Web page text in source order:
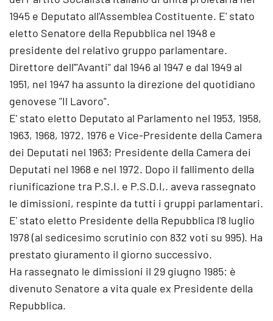
1945 e Deputato all'Assemblea Costituente. E' stato
eletto Senatore della Repubblica nel 1948 e
presidente del relativo gruppo parlamentare.
Direttore dell'"Avanti" dal 1946 al 1947 e dal 1949 al
1951, nel 1947 ha assunto la direzione del quotidiano
genovese "Il Lavoro".
E' stato eletto Deputato al Parlamento nel 1953, 1958,
1963, 1968, 1972, 1976 e Vice-Presidente della Camera
dei Deputati nel 1963; Presidente della Camera dei
Deputati nel 1968 e nel 1972. Dopo il fallimento della
riunificazione tra P.S.I. e P.S.D.I,. aveva rassegnato
le dimissioni, respinte da tutti i gruppi parlamentari.
E' stato eletto Presidente della Repubblica l'8 luglio
1978 (al sedicesimo scrutinio con 832 voti su 995). Ha
prestato giuramento il giorno successivo.
Ha rassegnato le dimissioni il 29 giugno 1985: è
divenuto Senatore a vita quale ex Presidente della
Repubblica.